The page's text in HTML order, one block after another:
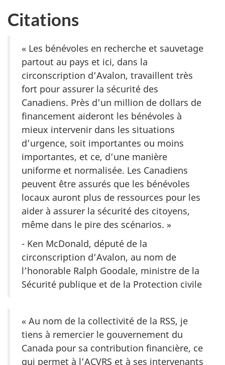
Citations
« Les bénévoles en recherche et sauvetage
partout au pays et ici, dans la
circonscription d’Avalon, travaillent très
fort pour assurer la sécurité des
Canadiens. Près d’un million de dollars de
financement aideront les bénévoles à
mieux intervenir dans les situations
d’urgence, soit importantes ou moins
importantes, et ce, d’une manière
uniforme et normalisée. Les Canadiens
peuvent être assurés que les bénévoles
locaux auront plus de ressources pour les
aider à assurer la sécurité des citoyens,
même dans le pire des scénarios. »
- Ken McDonald, député de la
circonscription d’Avalon, au nom de
l’honorable Ralph Goodale, ministre de la
Sécurité publique et de la Protection civile
« Au nom de la collectivité de la RSS, je
tiens à remercier le gouvernement du
Canada pour sa contribution financière, ce
qui permet à l’ACVRS et à ses intervenants